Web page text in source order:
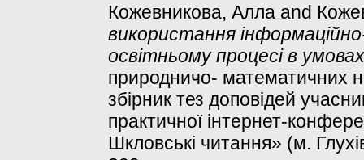
Кожевникова, Алла and
використання
освітньому процесі в
природничо- математичних
збірник тез доповідей
практичної інтернет-
Шкловські читання» (м.